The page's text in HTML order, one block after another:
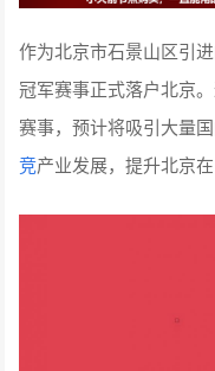
作为北京市石景山区引
冠军赛事正式落户北京
赛事，预计将吸引大量
竞产业发展，提升北京在